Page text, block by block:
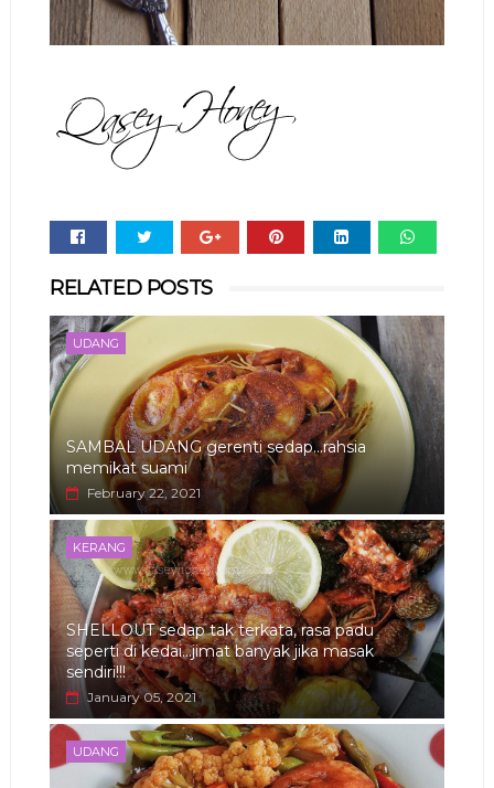
RELATED POSTS
UDANG
SAMBAL UDANG gerenti sedap...rahsia
memikat suami
February 22, 2021
KERANG
SHELLOUT sedap tak terkata, rasa padu
seperti di kedai...jimat banyak jika masak
sendiri!!!
January 05, 2021
UDANG